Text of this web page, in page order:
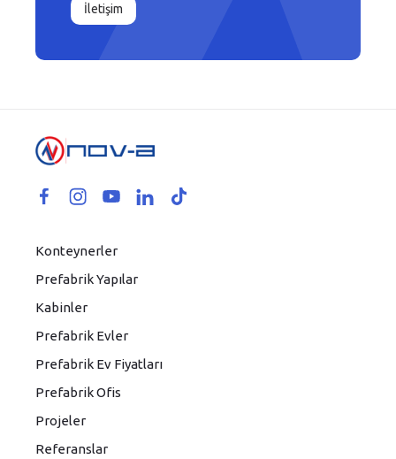
İletişim
Konteynerler
Prefabrik Yapılar
Kabinler
Prefabrik Evler
Prefabrik Ev Fiyatları
Prefabrik Ofis
Projeler
Referanslar